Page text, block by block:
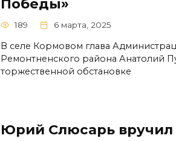
Победы»
189 6 марта, 2025
В селе Кормовом глава
Ремонтненского района Анатолий
торжественной обстановке
Юрий Слюсарь вручил